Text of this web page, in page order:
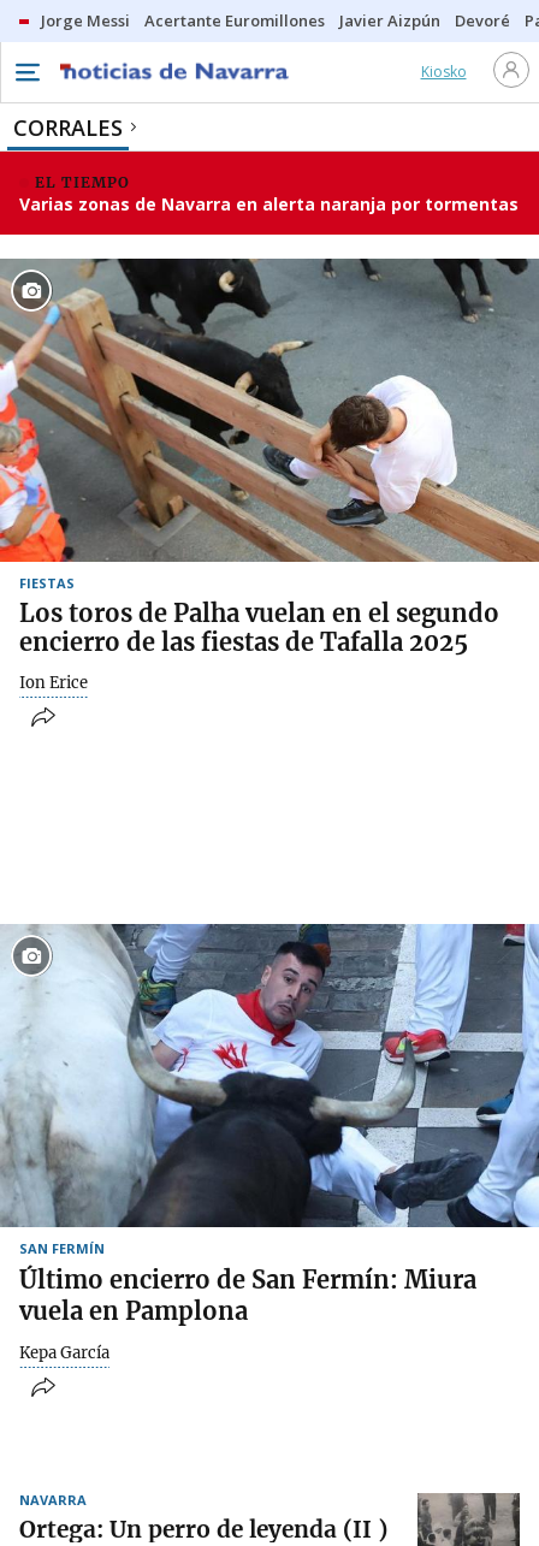
Jorge Messi Acertante Euromillones Javier Aizpún Devoré
Kiosko
CORRALES
EL TIEMPO
Varias zonas de Navarra en alerta naranja por tormentas
FIESTAS
Los toros de Palha vuelan en el segundo
encierro de las fiestas de Tafalla 2025
Ion Erice
SAN FERMÍN
Último encierro de San Fermín: Miura
vuela en Pamplona
Kepa García
NAVARRA
Ortega: Un perro de leyenda (II )